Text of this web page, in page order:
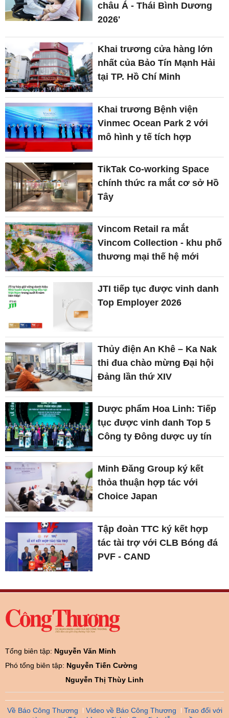
châu Á - Thái Bình Dương
2026'
Khai trương cửa hàng lớn
nhất của Bảo Tín Mạnh Hải
tại TP. Hồ Chí Minh
Khai trương Bệnh viện
Vinmec Ocean Park 2 với
mô hình y tế tích hợp
TikTak Co-working Space
chính thức ra mắt cơ sở Hồ
Tây
Vincom Retail ra mắt
Vincom Collection - khu phố
thương mại thế hệ mới
JTI tiếp tục được vinh danh
Top Employer 2026
Thủy điện An Khê – Ka Nak
thi đua chào mừng Đại hội
Đảng lần thứ XIV
Dược phẩm Hoa Linh: Tiếp
tục được vinh danh Top 5
Công ty Đông dược uy tín
Minh Đăng Group ký kết
thỏa thuận hợp tác với
Choice Japan
Tập đoàn TTC ký kết hợp
tác tài trợ với CLB Bóng đá
PVF - CAND
Tổng biên tập: Nguyễn Văn Minh
Phó tổng biên tập: Nguyễn Tiến Cường
Nguyễn Thị Thùy Linh
Về Báo Công Thương Video về Báo Công Thương
Trao đổi với